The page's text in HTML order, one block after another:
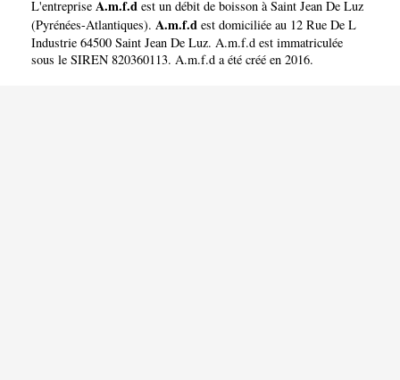
L'entreprise A.m.f.d est un débit de boisson à Saint Jean De Luz
(Pyrénées-Atlantiques). A.m.f.d est domiciliée au 12 Rue De L
Industrie 64500 Saint Jean De Luz. A.m.f.d est immatriculée
sous le SIREN 820360113. A.m.f.d a été créé en 2016.